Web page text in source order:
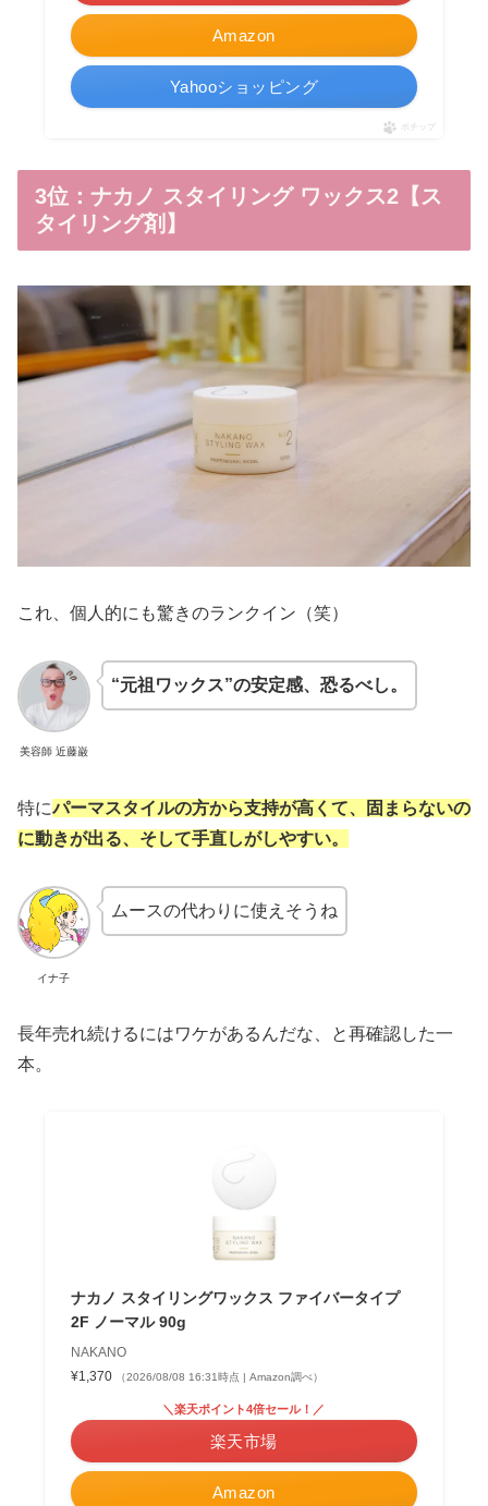
Amazon
Yahooショッピング
ポチップ
3位：ナカノ スタイリング ワックス2【ス
タイリング剤】
これ、個人的にも驚きのランクイン（笑）
美容師 近藤巌
“元祖ワックス”の安定感、恐るべし。
特にパーマスタイルの方から支持が高くて、固まらないの
に動きが出る、そして手直しがしやすい。
イナ子
ムースの代わりに使えそうね
長年売れ続けるにはワケがあるんだな、と再確認した一
本。
ナカノ スタイリングワックス ファイバータイプ
2F ノーマル 90g
NAKANO
¥1,370
（2026/08/08 16:31時点 | Amazon調べ）
Amazon
＼楽天ポイント4倍セール！／
楽天市場